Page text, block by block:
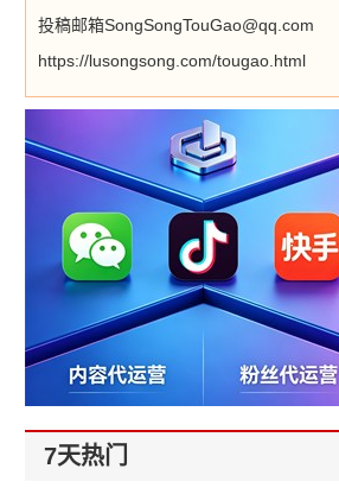
投稿邮箱SongSongTouGao@qq.com
https://lusongsong.com/tougao.html
7天热门